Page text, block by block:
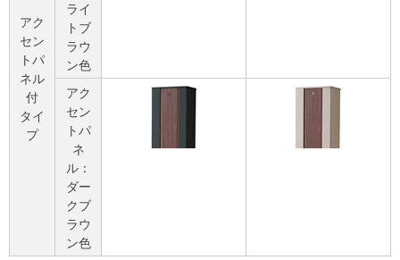
アク
セン
トパ
ネル
付
タイ
プ
ライ
トブ
ラウ
ン色
アク
セン
トパ
ネ
ル：
ダー
クブ
ラウ
ン色